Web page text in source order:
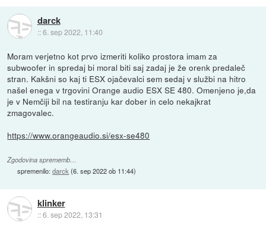
darck
::6. sep 2022, 11:40
Moram verjetno kot prvo izmeriti koliko prostora imam za
subwoofer in spredaj bi moral biti saj zadaj je že orenk predaleč
stran. Kakšni so kaj ti ESX ojačevalci sem sedaj v službi na hitro
našel enega v trgovini Orange audio ESX SE 480. Omenjeno je,da
je v Nemčiji bil na testiranju kar dober in celo nekajkrat
zmagovalec.
https://www.orangeaudio.si/esx-se480
Zgodovina sprememb…
spremenilo:darck (6. sep 2022 ob 11:44)
klinker
::6. sep 2022, 13:31